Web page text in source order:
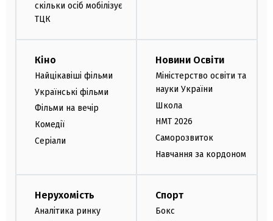
скільки осіб мобілізує
ТЦК
Кіно
Найцікавіші фільми
Українські фільми
Фільми на вечір
Комедії
Серіали
Новини Освіти
Міністерство освіти та
науки України
Школа
НМТ 2026
Саморозвиток
Навчання за кордоном
Нерухомість
Аналітика ринку
Спорт
Бокс